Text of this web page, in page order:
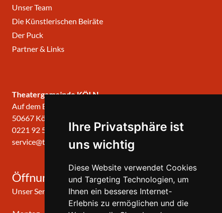
Ihre Privatsphäre ist
uns wichtig
Diese Website verwendet Cookies
und Targeting Technologien, um
Ihnen ein besseres Internet-
Erlebnis zu ermöglichen und die
Unser Team
Die Künstlerischen Beiräte
Der Puck
Partner & Links
Theatergemeinde KÖLN
Auf dem Berlich 34
50667 Köln
0221 92 57 420
service@theatergemeinde-koeln.de
Öffnungszeiten
Unser Service-Center ist zu folgenden Zeiten geöffnet